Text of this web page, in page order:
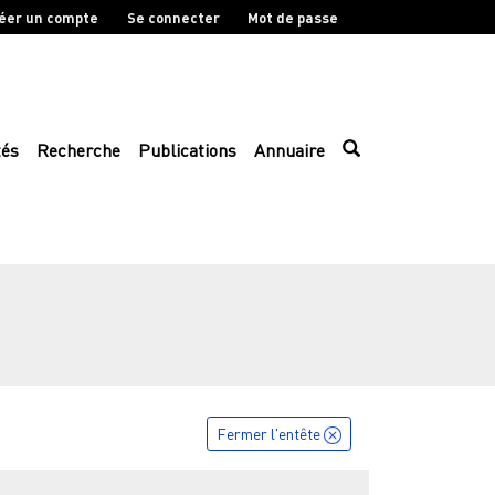
un compte Se connecter Mot de passe
Recherche Publications Annuaire
Fermer l'entête